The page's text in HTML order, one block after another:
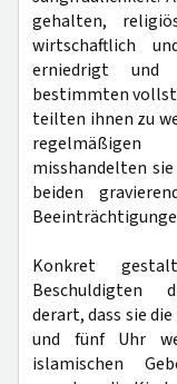
gehalten,
wirtschaftlich
erniedrigt und
bestimmten
teilten ihnen zu
regelmäßigen
misshandelten
beiden
Konkret
Beschuldigten
derart, dass sie
und fünf Uhr
islamischen